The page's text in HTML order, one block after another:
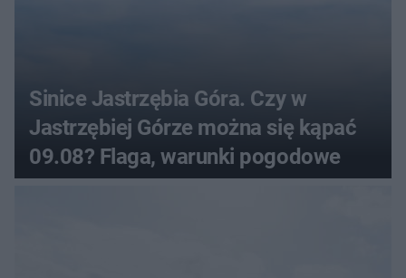
Sinice Jastrzębia Góra. Czy w
Jastrzębiej Górze można się kąpać
09.08? Flaga, warunki pogodowe